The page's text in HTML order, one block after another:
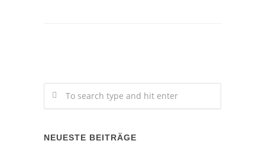
NEUESTE BEITRÄGE